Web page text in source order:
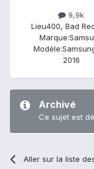
9,9k
Lieu400, Bad
Marque:
Modèle:
2016
Archivé
Ce sujet est
Aller sur la liste